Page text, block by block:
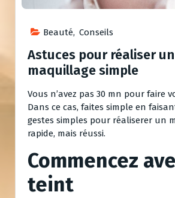
Beauté, Conseils
Astuces pour réaliser un
maquillage simple
Vous n’avez pas 30 mn pour faire
Dans ce cas, faites simple en
gestes simples pour réaliserer un
rapide, mais réussi.
Commencez
teint